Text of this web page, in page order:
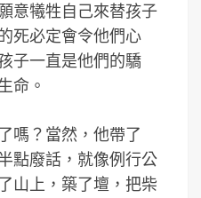
意犧牲自己來替孩子
死必定會令他們心
子一直是他們的驕
命。
嗎？當然，他帶了
點廢話，就像例行公
山上，築了壇，把柴